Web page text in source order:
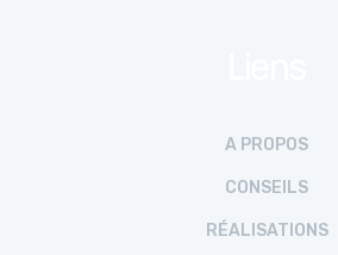
A PROPOS
CONSEILS
RÉALISATIONS